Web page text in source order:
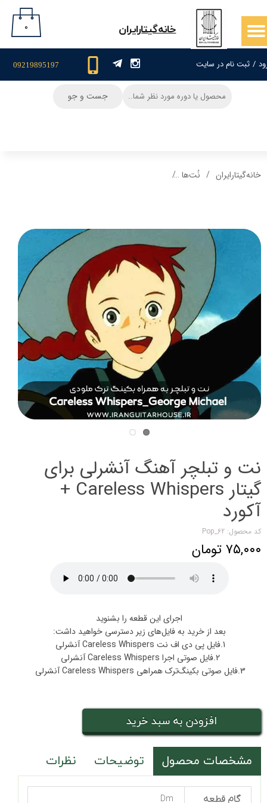
/ ثبت نام در سایت
حساب کاربری من
سفارشات
09219895197
​خانه‌گیتار‌ایران ۰
جست و جو
خانه‌گیتار‌ایران نُت‌ها
نت و تبلچر آهنگ آنشرلی برای
گیتار Careless Whispers +
آکورد
کد محصول: Pop_62
۷۵,۰۰۰ تومان
اجرای این قطعه را بشنوید
بعد از خرید به فایل‌های زیر دسترسی خواهید داشت:
1.فایل پی دی اف نت Careless Whispers آنشرلی
2.فایل صوتی اجرا Careless Whispers آنشرلی
3.فایل صوتی بکینگ‌ترک همراهی Careless Whispers آنشرلی
افزودن به سبد خرید
مشخصات محصول توضیحات نظرات
گام قطعه Dm